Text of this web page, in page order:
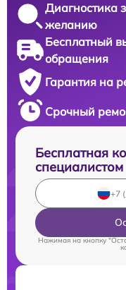
Диагностика
желанию
Бесплатный
обращения
Гарантия на
Срочный
Бесплатная
специалистом
Нажимая на кнопку